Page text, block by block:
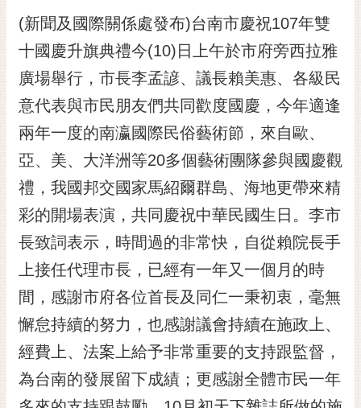
市府團隊
主題服務
市政資訊
市民互動
黃
偉
哲
螢
光
花
泉
桐
花
祭
(新聞及國際關係處發布)台南市慶祝107年雙
十國慶升旗典禮今(10)日上午於市府旁西拉雅
廣場舉行，市長李孟諺、議長賴美惠、各級民
意代表與市民朋友們共同歡度國慶，今年適逢
兩年一度的南瀛國際民俗藝術節，來自歐、
亞、美、大洋洲等20多個藝術團隊參與國慶觀
禮，我國邦交國家馬紹爾群島、海地更帶來精
彩的開場表演，共同慶祝中華民國生日。李市
長致詞表示，時間過的非常快，自從賴院長手
上接任代理市長，已經有一年又一個月的時
間，感謝市府各位首長及同仁一秉初衷，毫無
懈怠持續的努力，也感謝議會持續在施政上、
經費上、法案上給予非常重要的支持跟監督，
為台南的發展留下成績；更感謝全體市民一年